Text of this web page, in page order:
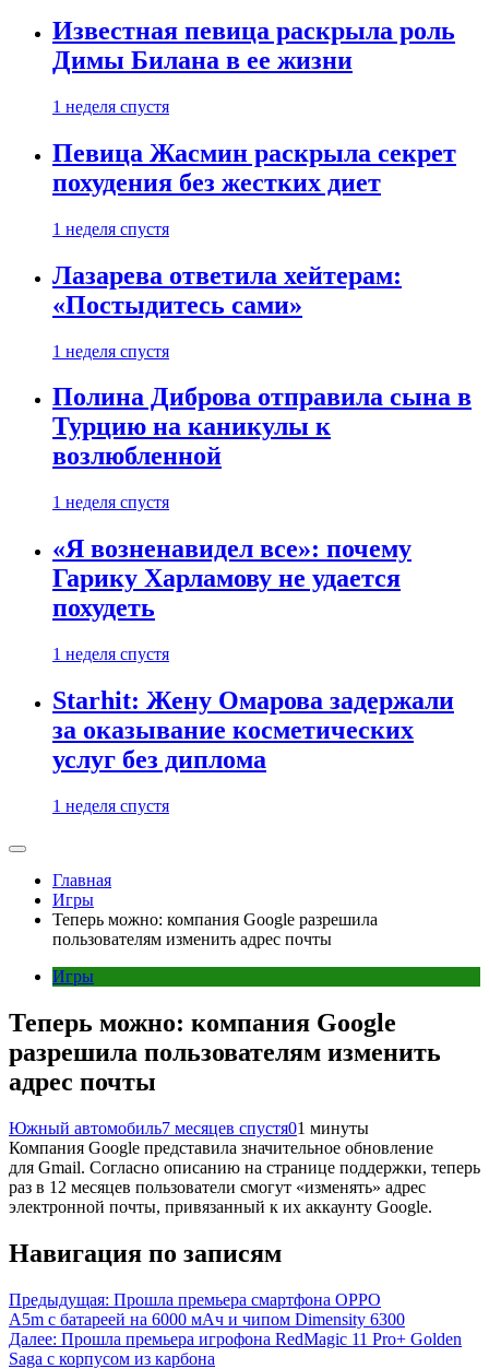
Известная певица раскрыла роль
Димы Билана в ее жизни
1 неделя спустя
Певица Жасмин раскрыла секрет
похудения без жестких диет
1 неделя спустя
Лазарева ответила хейтерам:
«Постыдитесь сами»
1 неделя спустя
Полина Диброва отправила сына в
Турцию на каникулы к
возлюбленной
1 неделя спустя
«Я возненавидел все»: почему
Гарику Харламову не удается
похудеть
1 неделя спустя
Starhit: Жену Омарова задержали
за оказывание косметических
услуг без диплома
1 неделя спустя
Главная
Игры
Теперь можно: компания Google разрешила
пользователям изменить адрес почты
Игры
Теперь можно: компания Google
разрешила пользователям изменить
адрес почты
Южный автомобиль7 месяцев спустя01 минуты
Компания Google представила значительное обновление
для Gmail. Согласно описанию на странице поддержки, теперь
раз в 12 месяцев пользователи смогут «изменять» адрес
электронной почты, привязанный к их аккаунту Google.
Навигация по записям
Предыдущая: Прошла премьера смартфона OPPO
A5m с батареей на 6000 мАч и чипом Dimensity 6300
Далее: Прошла премьера игрофона RedMagic 11 Pro+ Golden
Saga с корпусом из карбона